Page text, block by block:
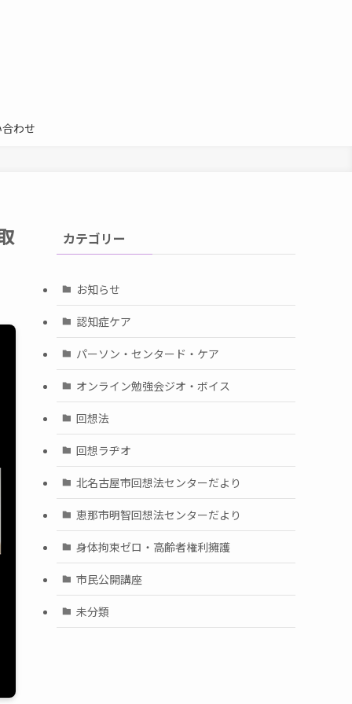
わせ
カテゴリー
お知らせ
認知症ケア
パーソン・センタード・ケア
オンライン勉強会ジオ・ボイス
回想法
回想ラヂオ
北名古屋市回想法センターだより
恵那市明智回想法センターだより
身体拘束ゼロ・高齢者権利擁護
市民公開講座
未分類